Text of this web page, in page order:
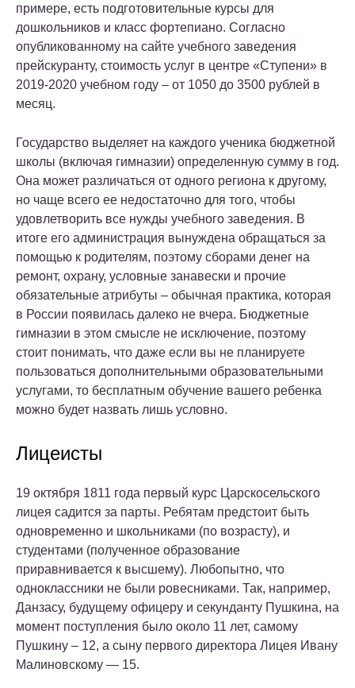
примере, есть подготовительные курсы для
дошкольников и класс фортепиано. Согласно
опубликованному на сайте учебного заведения
прейскуранту, стоимость услуг в центре «Ступени» в
2019-2020 учебном году – от 1050 до 3500 рублей в
месяц.
Государство выделяет на каждого ученика бюджетной
школы (включая гимназии) определенную сумму в год.
Она может различаться от одного региона к другому,
но чаще всего ее недостаточно для того, чтобы
удовлетворить все нужды учебного заведения. В
итоге его администрация вынуждена обращаться за
помощью к родителям, поэтому сборами денег на
ремонт, охрану, условные занавески и прочие
обязательные атрибуты – обычная практика, которая
в России появилась далеко не вчера. Бюджетные
гимназии в этом смысле не исключение, поэтому
стоит понимать, что даже если вы не планируете
пользоваться дополнительными образовательными
услугами, то бесплатным обучение вашего ребенка
можно будет назвать лишь условно.
Лицеисты
19 октября 1811 года первый курс Царскосельского
лицея садится за парты. Ребятам предстоит быть
одновременно и школьниками (по возрасту), и
студентами (полученное образование
приравнивается к высшему). Любопытно, что
одноклассники не были ровесниками. Так, например,
Данзасу, будущему офицеру и секунданту Пушкина, на
момент поступления было около 11 лет, самому
Пушкину – 12, а сыну первого директора Лицея Ивану
Малиновскому — 15.